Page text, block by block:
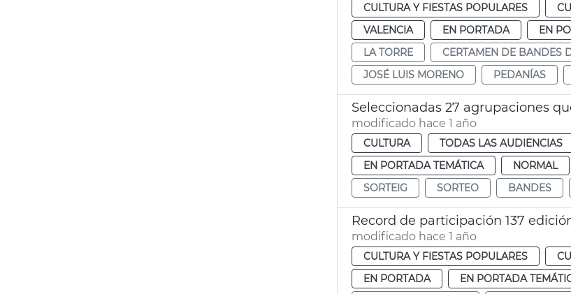
CULTURA Y FIESTAS POPULARES
VALENCIA
EN PORTADA EN
LA TORRE
CERTAMEN DE BANDES
JOSÉ LUIS MORENO
PEDANÍAS
Seleccionadas 27 agrupaciones
modificado hace 1 año
CULTURA TODAS LAS AUDIENCIAS
EN PORTADA TEMÁTICA
NORMAL
SORTEIG
SORTEO BANDES
Record de participación 137
modificado hace 1 año
CULTURA Y FIESTAS POPULARES
EN PORTADA
EN PORTADA